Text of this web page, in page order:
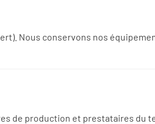
Nous conservons nos
de production et prestataires du